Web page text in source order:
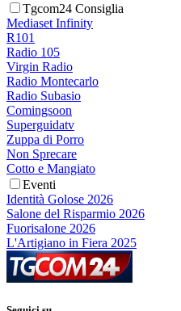
Tgcom24 Consiglia
Mediaset Infinity
R101
Radio 105
Virgin Radio
Radio Montecarlo
Radio Subasio
Comingsoon
Superguidatv
Zuppa di Porro
Non Sprecare
Cotto e Mangiato
Eventi
Identità Golose 2026
Salone del Risparmio 2026
Fuorisalone 2026
L'Artigiano in Fiera 2025